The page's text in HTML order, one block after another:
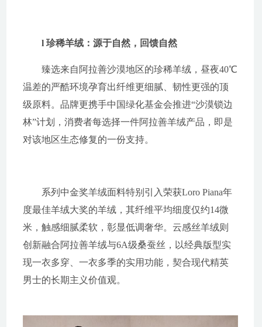
l 珍稀羊绒：源于自然，回馈自然
臻选来自阿拉善沙漠地区的珍稀羊绒，昼夜40℃
温差的严酷环境孕育出纤维更细腻、韧性更强的顶
级原料。品牌更携手中国绿化基金会推进“沙漠锁边
林”计划，消费者每选择一件阿拉善羊绒产品，即是
对该地区生态修复的一份支持。
系列中金奖羊绒面料特别引入荣获Loro Piana年
度最佳羊绒大奖的羊绒，其纤维平均细度仅约14微
米，触感细腻柔软，彰显低调奢华。云感丝羊绒则
创新融合阿拉善羊绒与6A级桑蚕丝，以经典版型实
现一衣多穿、一衣多季的实用功能，契合现代精英
男士的长期主义价值观。